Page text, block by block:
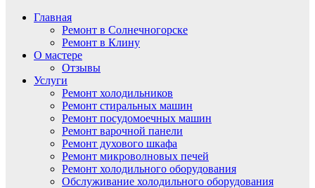
Главная
Ремонт в Солнечногорске
Ремонт в Клину
О мастере
Отзывы
Услуги
Ремонт холодильников
Ремонт стиральных машин
Ремонт посудомоечных машин
Ремонт варочной панели
Ремонт духового шкафа
Ремонт микроволновых печей
Ремонт холодильного оборудования
Обслуживание холодильного оборудования